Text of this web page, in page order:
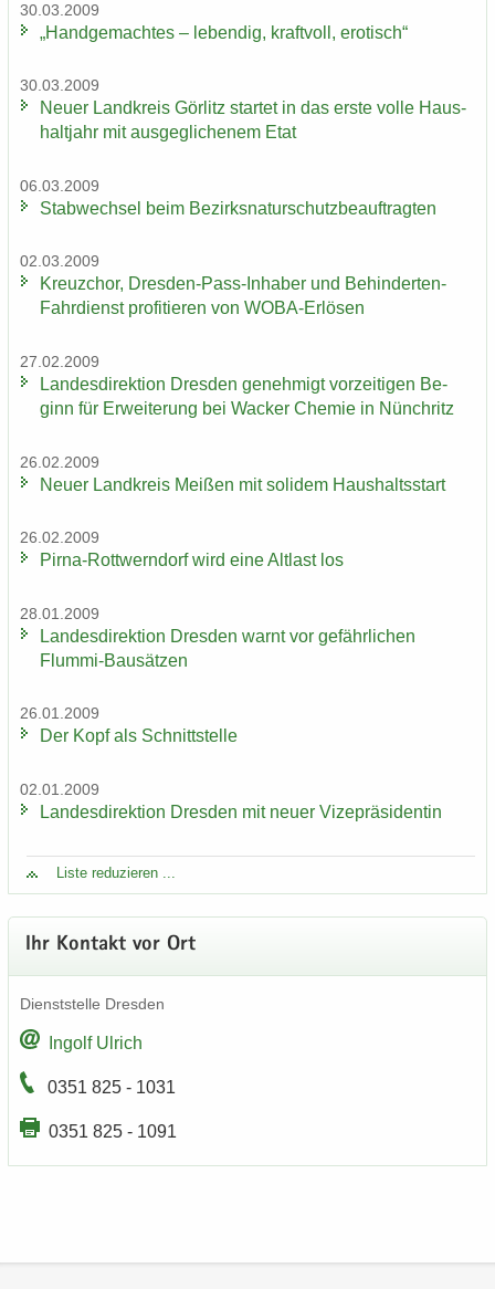
30.03.2009
„Hand­ge­mach­tes – le­ben­dig, kraft­voll, ero­tisch“
30.03.2009
Neuer Land­kreis Gör­litz star­tet in das erste volle Haus­
halt­jahr mit aus­ge­gli­che­nem Etat
06.03.2009
Stab­wech­sel beim Be­zirks­na­tur­schutz­be­auf­trag­ten
02.03.2009
Kreuz­chor, Dresden-​Pass-Inhaber und Behinderten-​
Fahrdienst pro­fi­tie­ren von WOBA-​Erlösen
27.02.2009
Lan­des­di­rek­ti­on Dres­den ge­neh­migt vor­zei­ti­gen Be­
ginn für Er­wei­te­rung bei Wa­cker Che­mie in Nün­chritz
26.02.2009
Neuer Land­kreis Mei­ßen mit so­li­dem Haus­halts­start
26.02.2009
Pirna-​Rottwerndorf wird eine Alt­last los
28.01.2009
Lan­des­di­rek­ti­on Dres­den warnt vor ge­fähr­li­chen
Flummi-​Bausätzen
26.01.2009
Der Kopf als Schnitt­stel­le
02.01.2009
Lan­des­di­rek­ti­on Dres­den mit neuer Vi­ze­prä­si­den­tin
Liste re­du­zie­ren ...
Ihr Kon­takt vor Ort
Dienst­stel­le Dres­den
In­golf Ul­rich
0351 825 - 1031
0351 825 - 1091